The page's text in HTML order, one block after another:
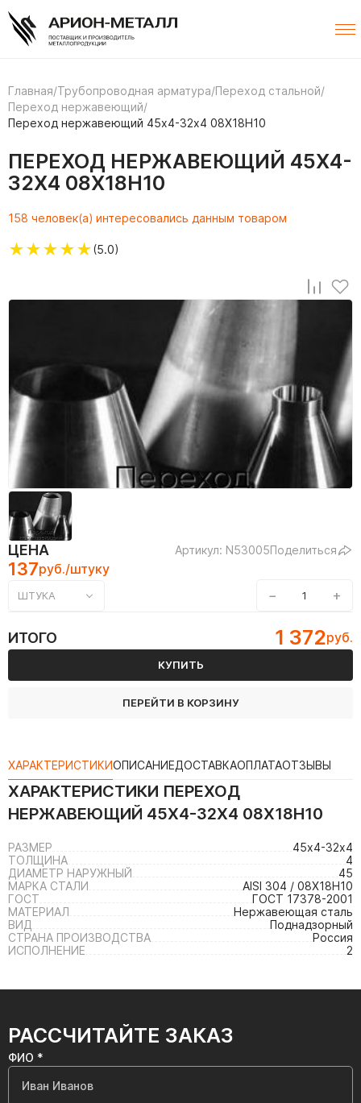
Главная/Трубопроводная арматура/Переход стальной/
Переход нержавеющий/
Переход нержавеющий 45х4-32х4 08Х18Н10
ПЕРЕХОД НЕРЖАВЕЮЩИЙ 45Х4-
32Х4 08Х18Н10
158 человек(а) интересовались данным товаром
★★★★★(5.0)
ЦЕНА Артикул: N53005Поделиться
137руб./штуку
ШТУКА − +
ИТОГО 1 372руб.
КУПИТЬ
ПЕРЕЙТИ В КОРЗИНУ
ХАРАКТЕРИСТИКИОПИСАНИЕДОСТАВКАОПЛАТАОТЗЫВЫ
ХАРАКТЕРИСТИКИ ПЕРЕХОД
НЕРЖАВЕЮЩИЙ 45Х4-32Х4 08Х18Н10
РАЗМЕР
45х4-32х4
ТОЛЩИНА
4
ДИАМЕТР НАРУЖНЫЙ
45
МАРКА СТАЛИ
AISI 304 / 08Х18Н10
ГОСТ
ГОСТ 17378-2001
МАТЕРИАЛ
Нержавеющая сталь
ВИД
Поднадзорный
СТРАНА ПРОИЗВОДСТВА
Россия
ИСПОЛНЕНИЕ
2
РАССЧИТАЙТЕ ЗАКАЗ
ФИО *